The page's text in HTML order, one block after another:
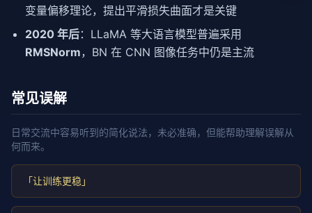
变量偏移理论，提出平滑损失曲面才是关键
2020 年后：LLaMA 等大语言模型普遍采用
RMSNorm，BN 在 CNN 图像任务中仍是主流
常见误解
日常交流中容易听到的简化说法，未必准确，但能帮助理解误解从
何而来。
「让训练更稳」